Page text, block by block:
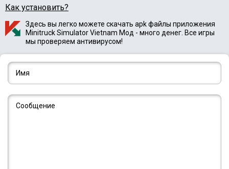
Как установить?
Здесь вы легко можете скачать apk файлы приложения
Minitruck Simulator Vietnam Мод - много денег. Все игры
мы проверяем антивирусом!